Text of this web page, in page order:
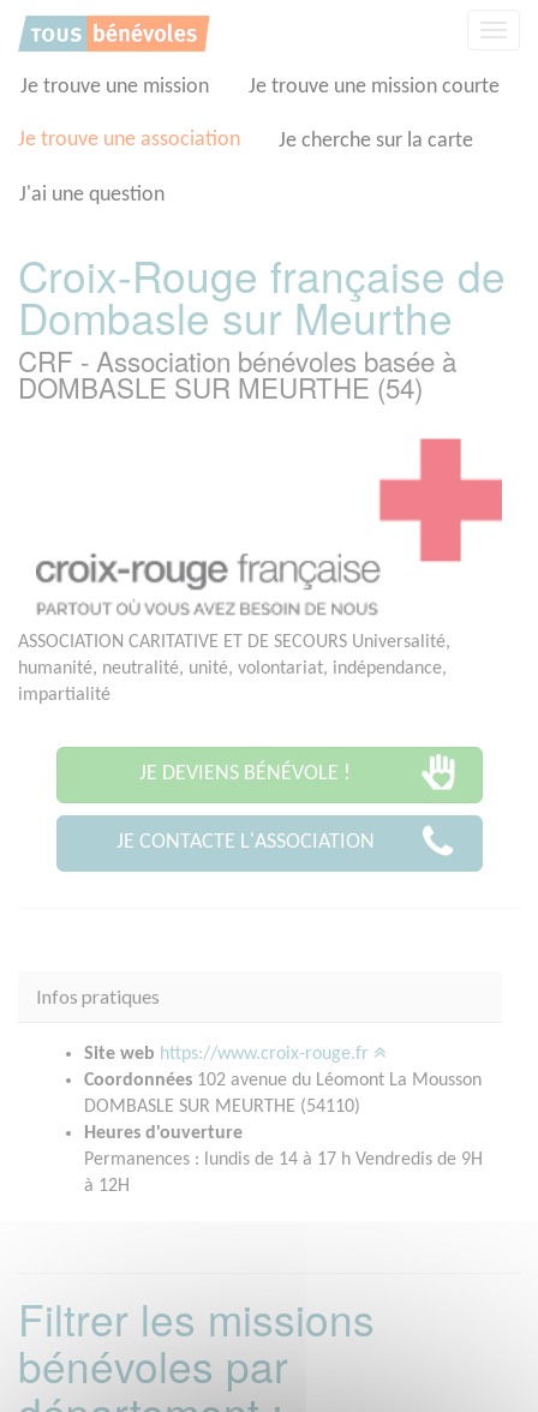
Je trouve une mission Je trouve une mission courte
Je trouve une association Je cherche sur la carte
J'ai une question
Croix-Rouge française de
Dombasle sur Meurthe
CRF - Association bénévoles basée à
DOMBASLE SUR MEURTHE (54)
ASSOCIATION CARITATIVE ET DE SECOURS Universalité,
humanité, neutralité, unité, volontariat, indépendance,
impartialité
JE DEVIENS BÉNÉVOLE !
JE CONTACTE L'ASSOCIATION
Infos pratiques
Site web https://www.croix-rouge.fr
Coordonnées 102 avenue du Léomont La Mousson
DOMBASLE SUR MEURTHE (54110)
Heures d'ouverture
Permanences : lundis de 14 à 17 h Vendredis de 9H
à 12H
Filtrer les missions
bénévoles par
Panneau de gestion des cookies